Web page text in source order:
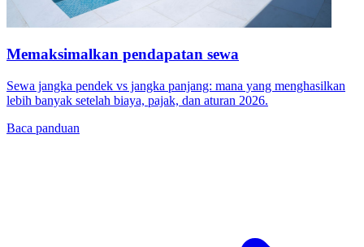
Memaksimalkan pendapatan sewa
Sewa jangka pendek vs jangka panjang: mana yang menghasilkan
lebih banyak setelah biaya, pajak, dan aturan 2026.
Baca panduan